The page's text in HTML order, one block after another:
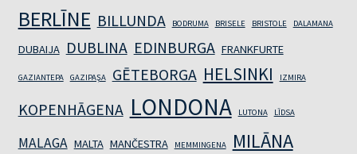
BERLĪNE BILLUNDA BODRUMA BRISELE BRISTOLE DALAMANA
DUBAIJA DUBLINA EDINBURGA FRANKFURTE
GAZIANTEPA GAZIPAŞA GĒTEBORGA HELSINKI IZMIRA
KOPENHĀGENA LONDONA LUTONA LĪDSA
MALAGA MALTA MANČESTRA MEMMINGENA MILĀNA